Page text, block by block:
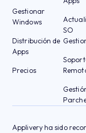
Gestionar
Windows
Distribución de
Apps
Precios
SO
Applivery ha sido